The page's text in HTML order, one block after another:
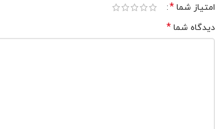
امتیاز شما *
دیدگاه شما *